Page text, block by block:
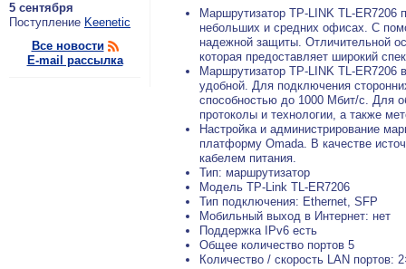
5 сентября
По­ступ­ле­ние Keenetic
Все новости
E-mail рассылка
Маршрутизатор TP-LINK TL-ER7206
небольших и средних офисах. С
надежной защиты. Отличительной
которая предоставляет широкий
Маршрутизатор TP-LINK TL-ER7206
удобной. Для подключения
способностью до 1000 Мбит/с. Для
протоколы и технологии, а также
Настройка и администрирование
платформу Omada. В качестве
кабелем питания.
Тип: маршрутизатор
Модель TP-Link TL-ER7206
Тип подключения: Ethernet, SFP
Мобильный выход в Интернет: нет
Поддержка IPv6 есть
Общее количество портов 5
Количество / скорость LAN портов: